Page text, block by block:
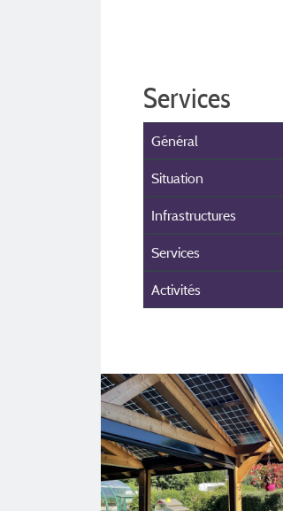
Services
Général
Situation
Infrastructures
Services
Activités